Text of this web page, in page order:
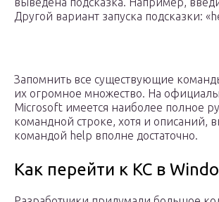
Другой вариант запуска подсказки:
Запомнить все существующие
их огромное множество. На
Microsoft имеется наиболее полное
командной строке, хотя и описаний,
командой help вполне достаточно.
Как перейти к КС в